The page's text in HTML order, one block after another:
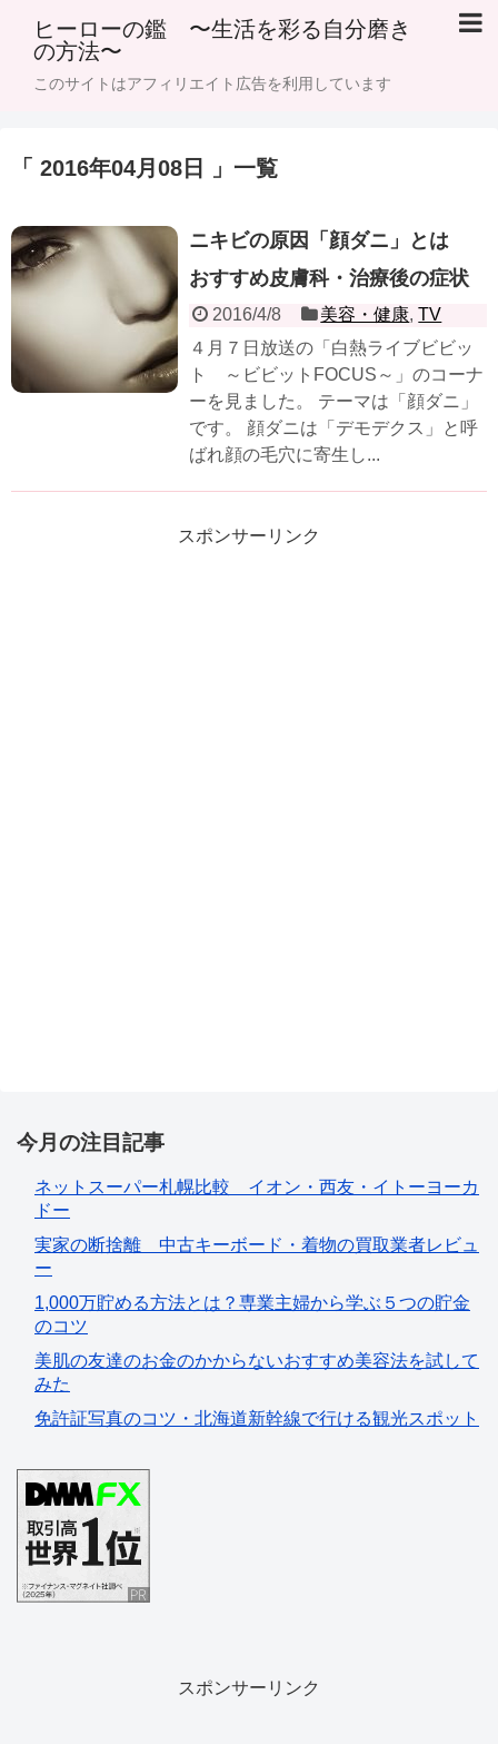
ヒーローの鑑 〜生活を彩る自分磨き
の方法〜
このサイトはアフィリエイト広告を利用しています
「 2016年04月08日 」一覧
ニキビの原因「顔ダニ」とは
おすすめ皮膚科・治療後の症状
2016/4/8 美容・健康,TV
４月７日放送の「白熱ライブビビッ
ト ～ビビットFOCUS～」のコーナ
ーを見ました。 テーマは「顔ダニ」
です。 顔ダニは「デモデクス」と呼
ばれ顔の毛穴に寄生し...
スポンサーリンク
今月の注目記事
ネットスーパー札幌比較 イオン・西友・イトーヨーカ
ドー
実家の断捨離 中古キーボード・着物の買取業者レビュ
ー
1,000万貯める方法とは？専業主婦から学ぶ５つの貯金
のコツ
美肌の友達のお金のかからないおすすめ美容法を試して
みた
免許証写真のコツ・北海道新幹線で行ける観光スポット
スポンサーリンク